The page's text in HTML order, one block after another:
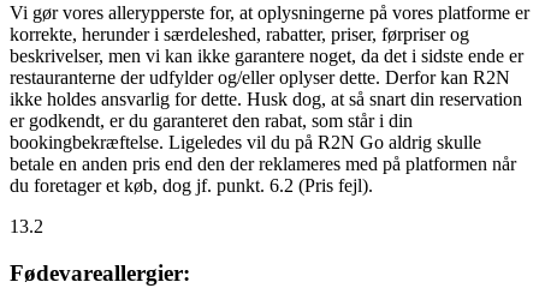
Vi gør vores allerypperste for, at oplysningerne på vores platforme er
korrekte, herunder i særdeleshed, rabatter, priser, førpriser og
beskrivelser, men vi kan ikke garantere noget, da det i sidste ende er
restauranterne der udfylder og/eller oplyser dette. Derfor kan R2N
ikke holdes ansvarlig for dette. Husk dog, at så snart din reservation
er godkendt, er du garanteret den rabat, som står i din
bookingbekræftelse. Ligeledes vil du på R2N Go aldrig skulle
betale en anden pris end den der reklameres med på platformen når
du foretager et køb, dog jf. punkt. 6.2 (Pris fejl).
13.2
Fødevareallergier: